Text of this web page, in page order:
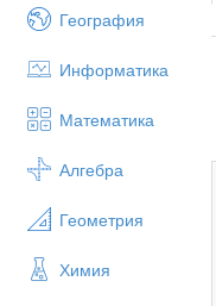
География
Информатика
Математика
Алгебра
Геометрия
Химия